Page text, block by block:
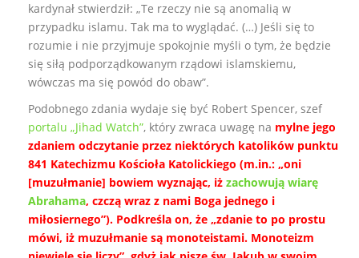
kardynał stwierdził: „Te rzeczy nie są anomalią w
przypadku islamu. Tak ma to wyglądać. (…) Jeśli się to
rozumie i nie przyjmuje spokojnie myśli o tym, że będzie
się siłą podporządkowanym rządowi islamskiemu,
wówczas ma się powód do obaw”.
Podobnego zdania wydaje się być Robert Spencer, szef
portalu „Jihad Watch”, który zwraca uwagę na mylne jego
zdaniem odczytanie przez niektórych katolików punktu
841 Katechizmu Kościoła Katolickiego (m.in.: „oni
[muzułmanie] bowiem wyznając, iż zachowują wiarę
Abrahama, czczą wraz z nami Boga jednego i
miłosiernego”). Podkreśla on, że „zdanie to po prostu
mówi, iż muzułmanie są monoteistami. Monoteizm